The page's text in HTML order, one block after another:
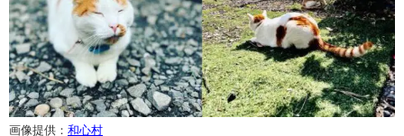
画像提供： 和心村